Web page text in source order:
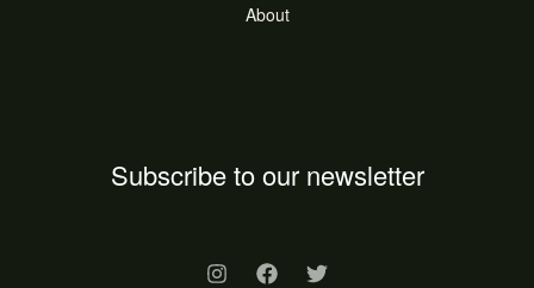
About
Subscribe to our newsletter